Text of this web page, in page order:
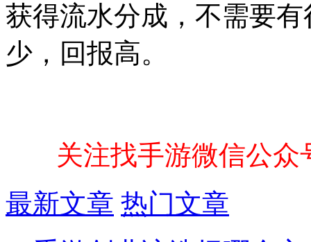
获得流水分成，不需要
少，回报高。
关注找手游微信公
最新文章 热门文章